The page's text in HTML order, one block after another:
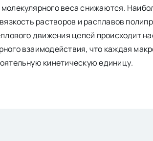
веса снижаются.
растворов и расплавов
движения цепей происходит
взаимодействия, что каждая
кинетическую единицу.